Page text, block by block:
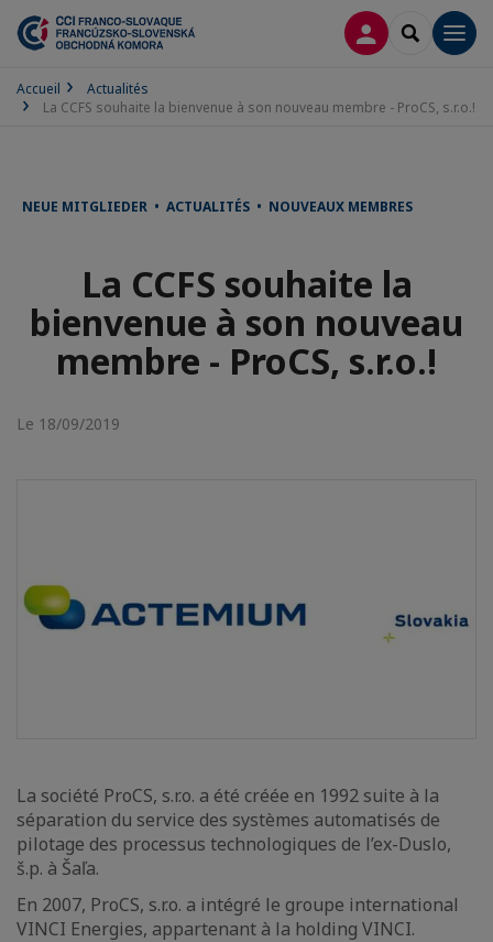
CONNEXION
Accueil
Actualités
La CCFS souhaite la bienvenue à son nouveau membre - ProCS, s.r.o.!
NEUE MITGLIEDER • ACTUALITÉS • NOUVEAUX MEMBRES
La CCFS souhaite la
bienvenue à son nouveau
membre - ProCS, s.r.o.!
Le 18/09/2019
La société ProCS, s.r.o. a été créée en 1992 suite à la
séparation du service des systèmes automatisés de
pilotage des processus technologiques de l’ex-Duslo,
š.p. à Šaľa.
En 2007, ProCS, s.r.o. a intégré le groupe international
VINCI Energies, appartenant à la holding VINCI.